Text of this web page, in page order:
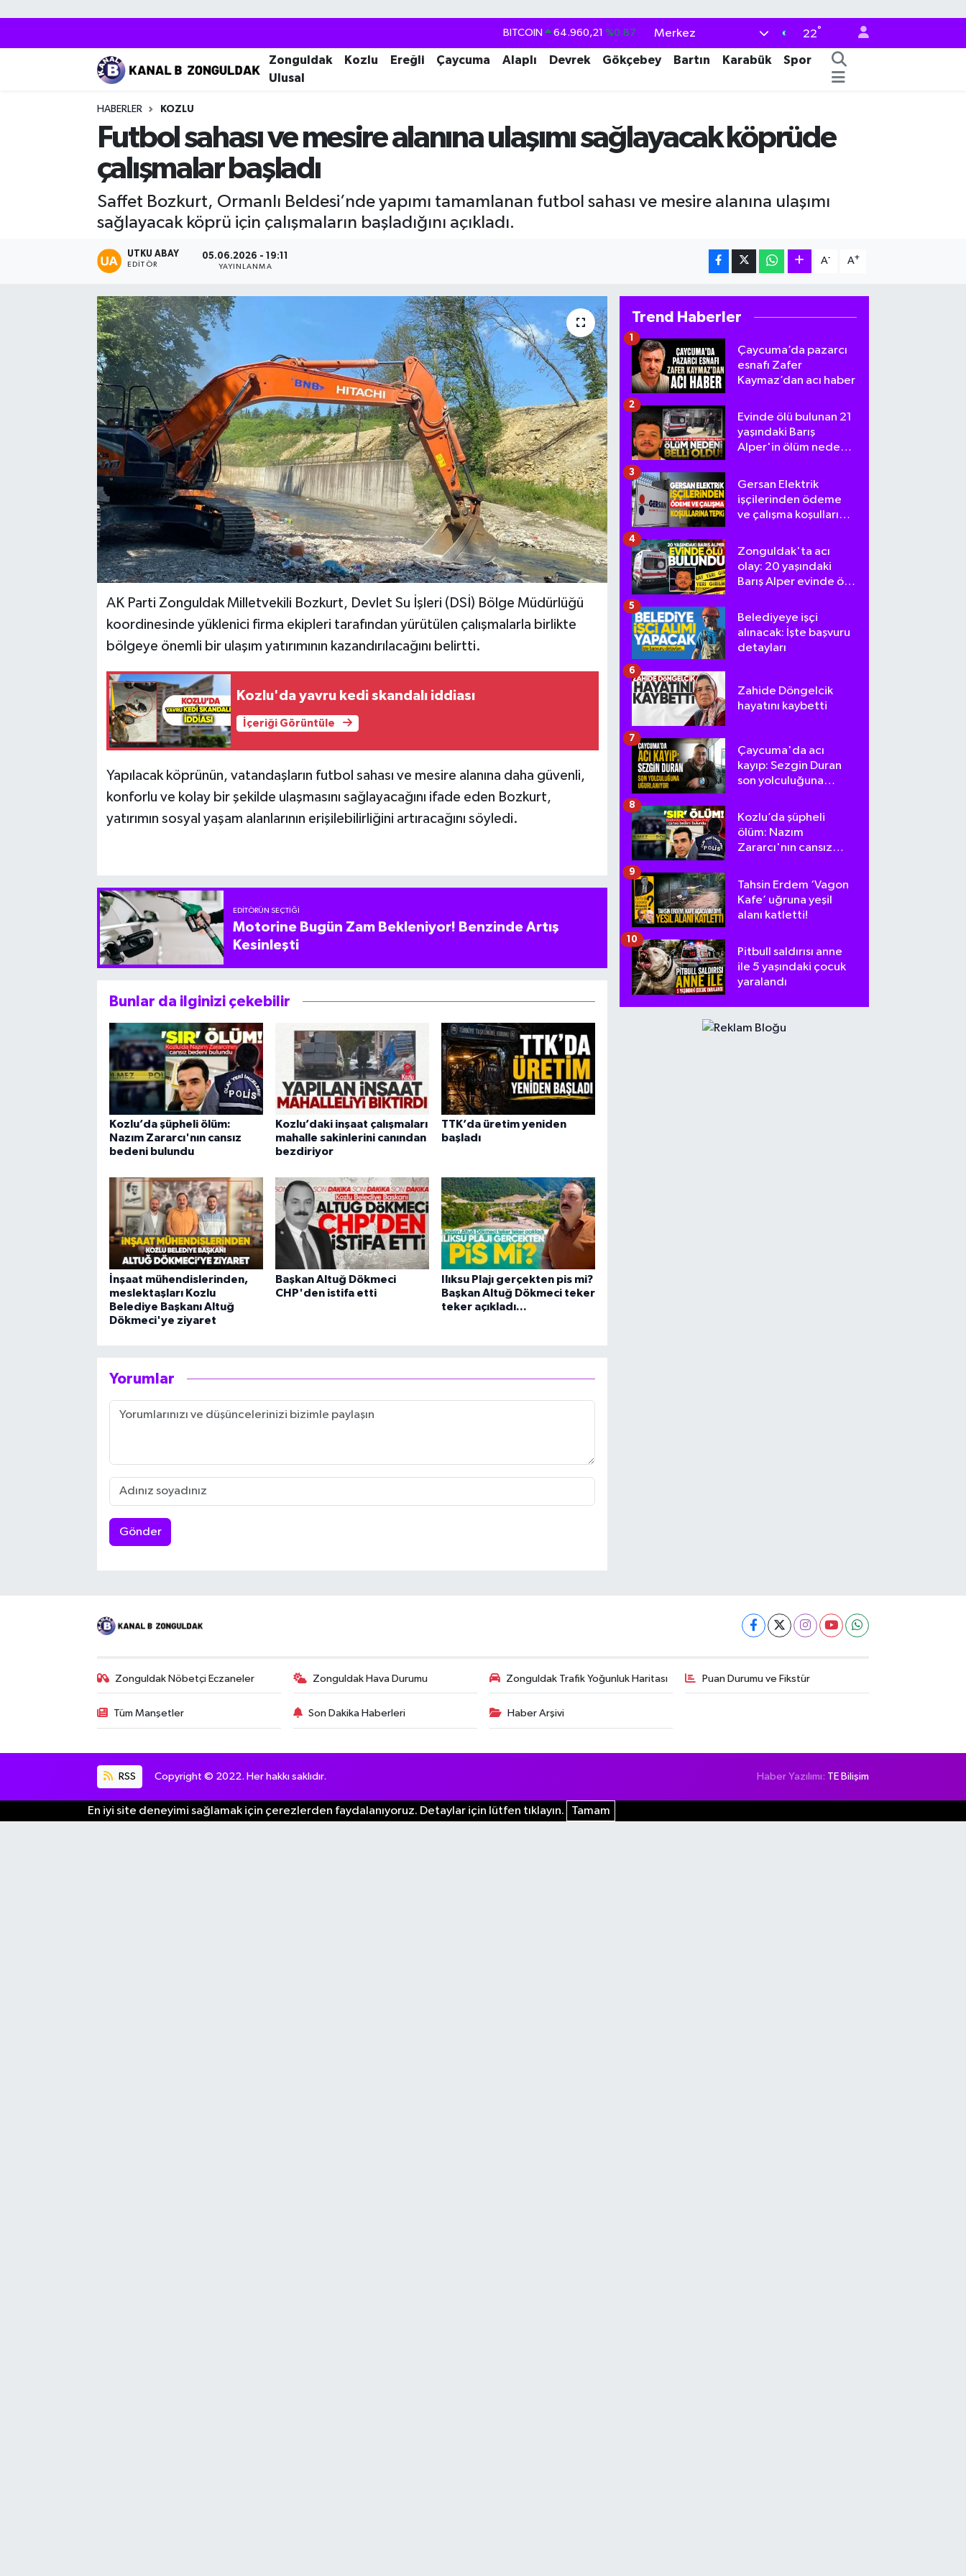
BITCOIN 64.960,21 %0.87
DOLAR 47,7436 %0.18
GRAM ALTIN 6660.55 %0.03
Merkez 22°
Zonguldak Kozlu Ereğli Çaycuma Alaplı Devrek Gökçebey Bartın Karabük
Spor
Ulusal
HABERLER KOZLU
Futbol sahası ve mesire alanına ulaşımı sağlayacak köprüde
çalışmalar başladı
Saffet Bozkurt, Ormanlı Beldesi’nde yapımı tamamlanan futbol sahası ve mesire alanına ulaşımı
sağlayacak köprü için çalışmaların başladığını açıkladı.
UTKU ABAY
EDITÖR
05.06.2026 - 19:11
YAYINLANMA
A- A+
AK Parti Zonguldak Milletvekili Bozkurt, Devlet Su İşleri (DSİ) Bölge Müdürlüğü
koordinesinde yüklenici firma ekipleri tarafından yürütülen çalışmalarla birlikte
bölgeye önemli bir ulaşım yatırımının kazandırılacağını belirtti.
Kozlu'da yavru kedi skandalı iddiası
İçeriği Görüntüle
Yapılacak köprünün, vatandaşların futbol sahası ve mesire alanına daha güvenli,
konforlu ve kolay bir şekilde ulaşmasını sağlayacağını ifade eden Bozkurt,
yatırımın sosyal yaşam alanlarının erişilebilirliğini artıracağını söyledi.
EDITÖRÜN SEÇTIĞI
Motorine Bugün Zam Bekleniyor! Benzinde Artış
Kesinleşti
Bunlar da ilginizi çekebilir
Kozlu’da şüpheli ölüm:
Nazım Zararcı'nın cansız
bedeni bulundu
Kozlu’daki inşaat çalışmaları
mahalle sakinlerini canından
bezdiriyor
TTK’da üretim yeniden
başladı
İnşaat mühendislerinden,
meslektaşları Kozlu
Belediye Başkanı Altuğ
Dökmeci'ye ziyaret
Başkan Altuğ Dökmeci
CHP'den istifa etti
Ilıksu Plajı gerçekten pis mi?
Başkan Altuğ Dökmeci teker
teker açıkladı...
Yorumlar
Gönder
Trend Haberler
Çaycuma’da pazarcı
esnafı Zafer
Kaymaz’dan acı haber
1
Evinde ölü bulunan 21
yaşındaki Barış
Alper'in ölüm nedeni
2
Gersan Elektrik
işçilerinden ödeme
ve çalışma koşullarına
3
Zonguldak'ta acı
olay: 20 yaşındaki
Barış Alper evinde ölü
4
Belediyeye işçi
alınacak: İşte başvuru
detayları
5
Zahide Döngelcik
hayatını kaybetti
6
Çaycuma'da acı
kayıp: Sezgin Duran
son yolculuğuna
7
Kozlu’da şüpheli
ölüm: Nazım
Zararcı'nın cansız
8
Tahsin Erdem ‘Vagon
Kafe’ uğruna yeşil
alanı katletti!
9
Pitbull saldırısı anne
ile 5 yaşındaki çocuk
yaralandı
10
Zonguldak Nöbetçi Eczaneler Zonguldak Hava Durumu Zonguldak Trafik Yoğunluk Haritası Puan Durumu ve Fikstür
Tüm Manşetler Son Dakika Haberleri Haber Arşivi
RSS Copyright © 2022. Her hakkı saklıdır. Haber Yazılımı: TE Bilişim
En iyi site deneyimi sağlamak için çerezlerden faydalanıyoruz. Detaylar için lütfen tıklayın. Tamam
Zonguldak Nöbetçi Eczaneler
Zonguldak Trafik Yoğunluk Haritası
Puan Durumu ve Fikstür
Tüm Manşetler
Haber Arşivi